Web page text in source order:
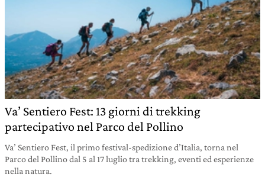
Va’ Sentiero Fest: 13 giorni di trekking
partecipativo nel Parco del Pollino
Va’ Sentiero Fest, il primo festival-spedizione d’Italia, torna nel
Parco del Pollino dal 5 al 17 luglio tra trekking, eventi ed esperienze
nella natura.